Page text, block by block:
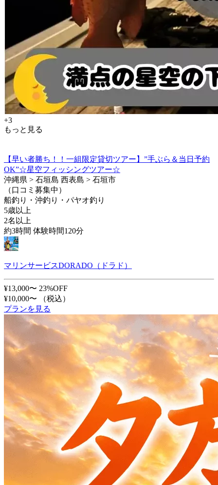
+3
もっと見る
【早い者勝ち！！一組限定貸切ツアー】”手ぶら＆当日予約
OK”☆星空フィッシングツアー☆
沖縄県 > 石垣島 西表島 > 石垣市
（口コミ募集中）
船釣り・沖釣り・パヤオ釣り
5歳以上
2名以上
約3時間 体験時間120分
マリンサービスDORADO（ドラド）
¥13,000〜 23%OFF
¥10,000〜
（税込）
プランを見る